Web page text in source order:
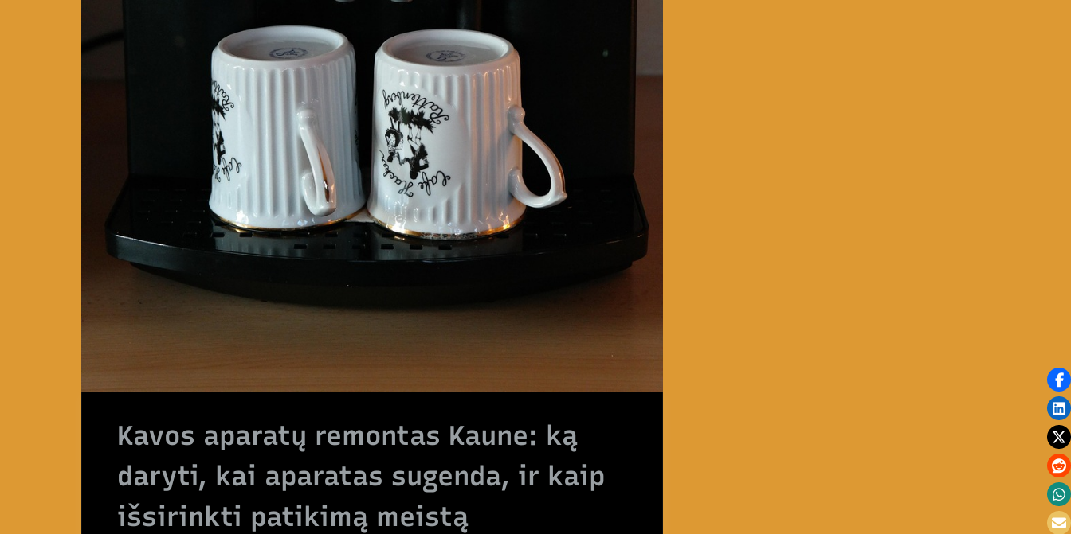
Kavos aparatų remontas Kaune: ką
daryti, kai aparatas sugenda, ir kaip
išsirinkti patikimą meistą